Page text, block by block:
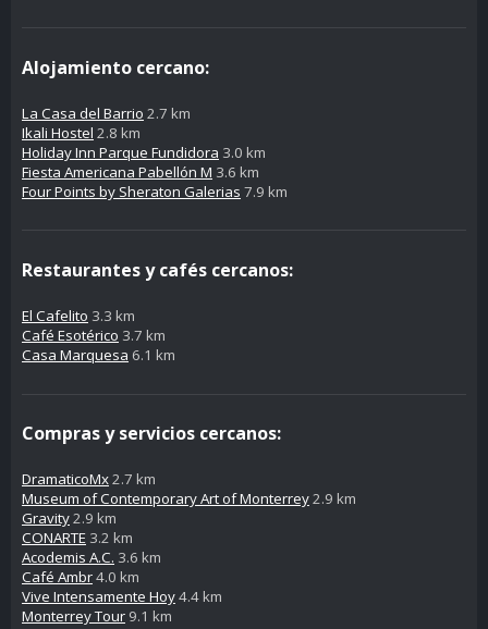
Alojamiento cercano:
La Casa del Barrio 2.7 km
Ikali Hostel 2.8 km
Holiday Inn Parque Fundidora 3.0 km
Fiesta Americana Pabellón M 3.6 km
Four Points by Sheraton Galerias 7.9 km
Restaurantes y cafés cercanos:
El Cafelito 3.3 km
Café Esotérico 3.7 km
Casa Marquesa 6.1 km
Compras y servicios cercanos:
DramaticoMx2.7 km
Museum of Contemporary Art of Monterrey2.9 km
Gravity2.9 km
CONARTE 3.2 km
Acodemis A.C. 3.6 km
Café Ambr4.0 km
Vive Intensamente Hoy4.4 km
Monterrey Tour 9.1 km